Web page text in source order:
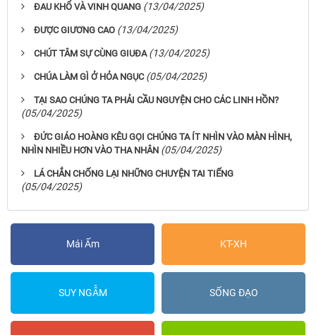
ĐAU KHỔ VÀ VINH QUANG (13/04/2025)
ĐƯỢC GIƯƠNG CAO (13/04/2025)
CHÚT TÂM SỰ CÙNG GIUĐA (13/04/2025)
CHÚA LÀM GÌ Ở HỎA NGỤC (05/04/2025)
TẠI SAO CHÚNG TA PHẢI CẦU NGUYỆN CHO CÁC LINH HỒN?
(05/04/2025)
ĐỨC GIÁO HOÀNG KÊU GỌI CHÚNG TA ÍT NHÌN VÀO MÀN HÌNH,
NHÌN NHIỀU HƠN VÀO THA NHÂN (05/04/2025)
LÁ CHẮN CHỐNG LẠI NHỮNG CHUYỆN TAI TIẾNG
(05/04/2025)
Mái Ấm KT-XH
SUY NGẪM SỐNG ĐẠO